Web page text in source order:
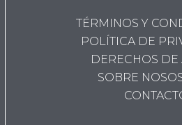
TÉRMINOS Y
POLÍTICA DE
DERECHOS DE
SOBRE